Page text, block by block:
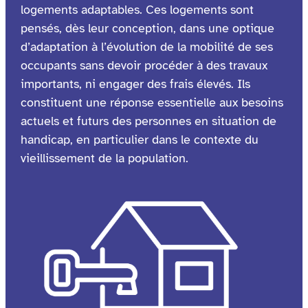
logements adaptables. Ces logements sont
pensés, dès leur conception, dans une optique
d’adaptation à l’évolution de la mobilité de ses
occupants sans devoir procéder à des travaux
importants, ni engager des frais élevés. Ils
constituent une réponse essentielle aux besoins
actuels et futurs des personnes en situation de
handicap, en particulier dans le contexte du
vieillissement de la population.